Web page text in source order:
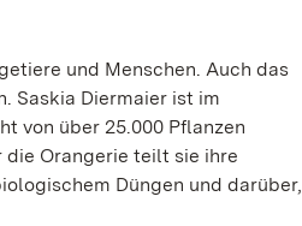
und Menschen. Auch das
Saskia Diermaier ist im
von über 25.000 Pflanzen
die Orangerie teilt sie ihre
Düngen und darüber,